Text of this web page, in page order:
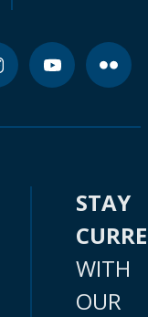
STAY
WITH
OUR